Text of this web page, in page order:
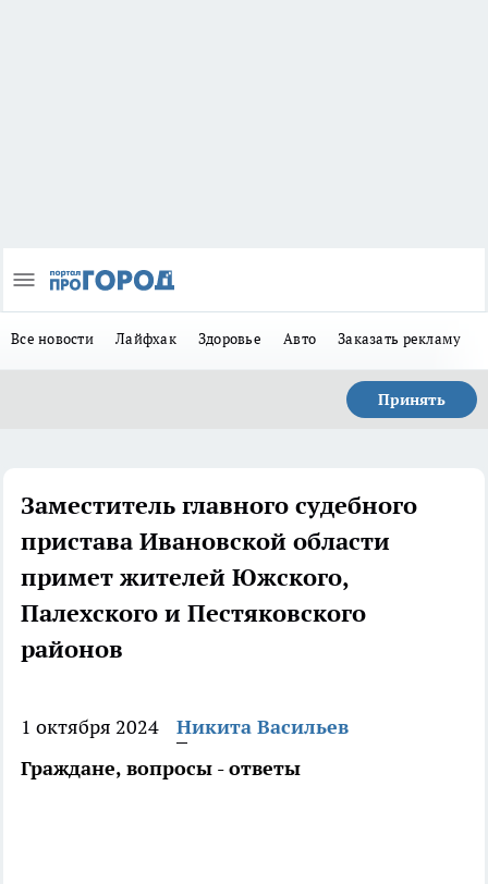
Все новости Лайфхак Здоровье Авто Заказать рекламу
Принять
Заместитель главного судебного
пристава Ивановской области
примет жителей Южского,
Палехского и Пестяковского
районов
1 октября 2024
Никита Васильев
Граждане, вопросы - ответы